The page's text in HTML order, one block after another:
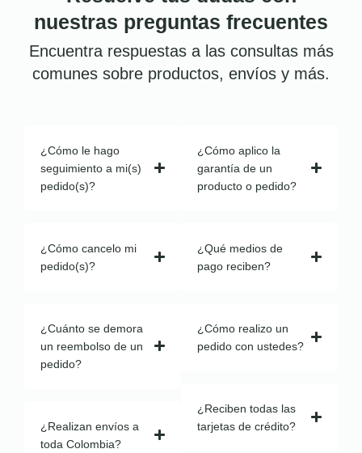
nuestras preguntas frecuentes
Encuentra respuestas a las consultas más
comunes sobre productos, envíos y más.
¿Cómo le hago
seguimiento a mi(s)
pedido(s)?
¿Cómo cancelo mi
pedido(s)?
¿Cuánto se demora
un reembolso de un
pedido?
¿Realizan envíos a
toda Colombia?
¿Cómo aplico la
garantía de un
producto o pedido?
¿Qué medios de
pago reciben?
¿Cómo realizo un
pedido con ustedes?
¿Reciben todas las
tarjetas de crédito?